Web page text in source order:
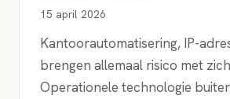
15 april 2026
Kantoorautomatisering, IP-
brengen allemaal risico met
Operationele technologie